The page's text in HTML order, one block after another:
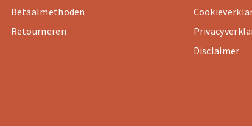
Betaalmethoden
Retourneren
Disclaimer